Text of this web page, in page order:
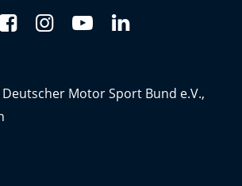
Deutscher Motor Sport Bund e.V.,
unserer Website gesetzt werden.